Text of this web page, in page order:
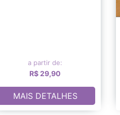
a partir de:
R$ 29,90
MAIS DETALHES